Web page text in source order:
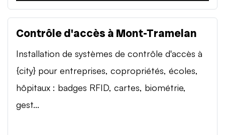
Contrôle d'accès à Mont-Tramelan
Installation de systèmes de contrôle d'accès à
{city} pour entreprises, copropriétés, écoles,
hôpitaux : badges RFID, cartes, biométrie,
gest...